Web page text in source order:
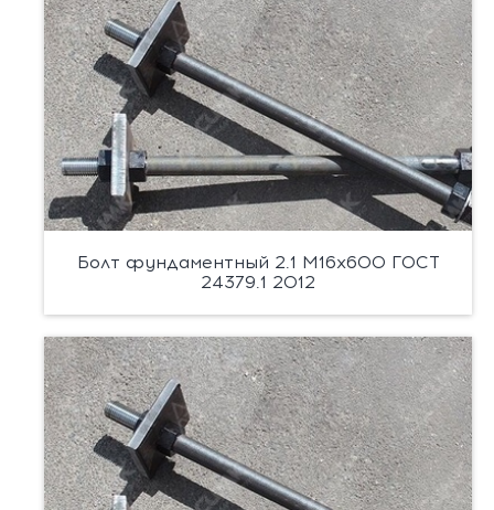
Болт фундаментный 2.1 М16х600 ГОСТ
24379.1 2012